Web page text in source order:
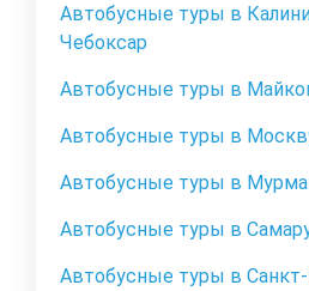
Автобусные туры в
Чебоксар
Автобусные туры в
Автобусные туры в
Автобусные туры в
Автобусные туры в
Автобусные туры в Санкт-